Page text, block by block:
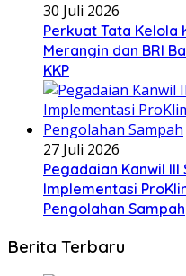
30 Juli 2026
Perkuat Tata Kelola
Merangin dan BRI
KKP
27 Juli 2026
Pegadaian Kanwil
Implementasi
Pengolahan Sampah
Berita Terbaru